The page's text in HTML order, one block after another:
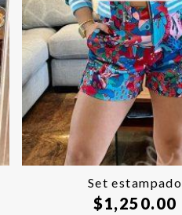
Set estampado
$1,250.00